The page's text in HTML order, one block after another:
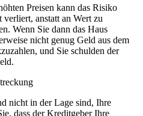
Preisen kann das Risiko
verliert, anstatt an Wert zu
Wenn Sie dann das Haus
nicht genug Geld aus dem
und Sie schulden der
nicht in der Lage sind, Ihre
dass der Kreditgeber Ihre